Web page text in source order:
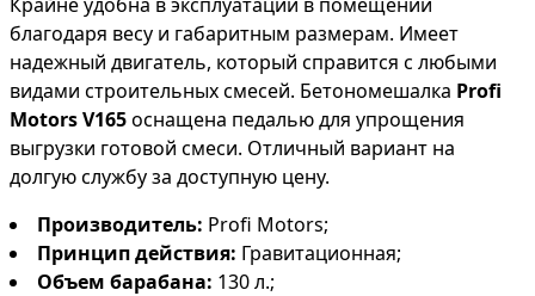
благодаря весу и габаритным размерам. Имеет
надежный двигатель, который справится с любыми
видами строительных смесей. Бетономешалка Profi
Motors V165оснащена педалью для упрощения
выгрузки готовой смеси. Отличный вариант на
долгую службу за доступную цену.
Производитель: Profi Motors;
Принцип действия: Гравитационная;
Объем барабана: 130 л.;